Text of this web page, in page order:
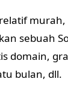
murah,
sebuah
domain,
bulan, dll.